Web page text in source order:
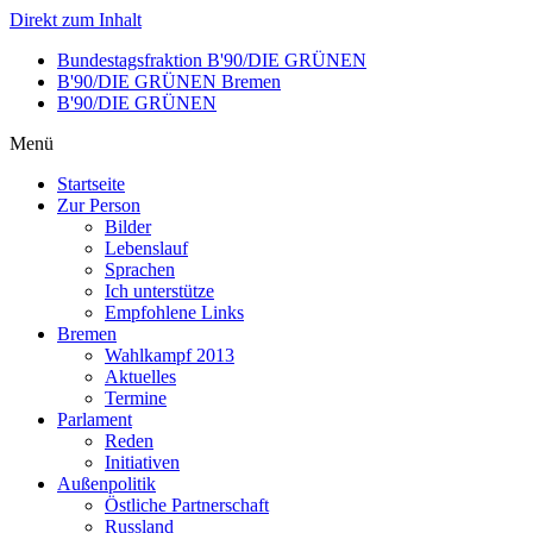
Direkt zum Inhalt
Bundestagsfraktion B'90/DIE GRÜNEN
B'90/DIE GRÜNEN Bremen
B'90/DIE GRÜNEN
Menü
Startseite
Zur Person
Bilder
Lebenslauf
Sprachen
Ich unterstütze
Empfohlene Links
Bremen
Wahlkampf 2013
Aktuelles
Termine
Parlament
Reden
Initiativen
Außenpolitik
Östliche Partnerschaft
Russland